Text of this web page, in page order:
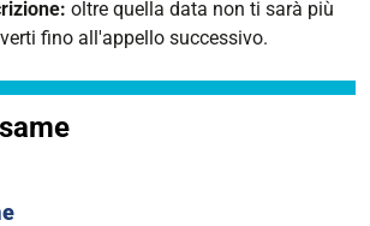
oltre quella data non ti sarà più
fino all'appello successivo.